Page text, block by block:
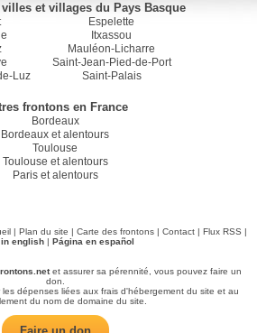
et villages du Pays Basque
Luz
Espelette
Itxassou
Mauléon-Licharre
Saint-Jean-Pied-de-Port
Saint-Palais
frontons en France
Bordeaux
Bordeaux et alentours
Toulouse
Toulouse et alentours
Paris et alentours
| Plan du site | Carte des frontons| Contact| Flux RSS |
in english | Página en español
et assurer sa pérennité, vous pouvez faire un
don.
dépenses liées aux frais d'hébergement du site et au
du nom de domaine du site.